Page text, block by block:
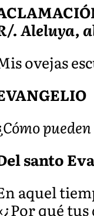
. Aleluya,
ovejas
santo
aquel
qué